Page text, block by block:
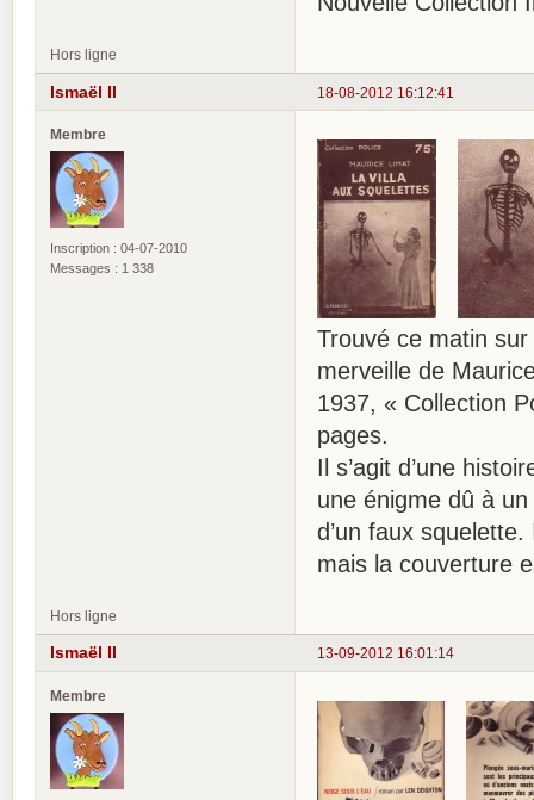
Hors ligne
18-08-2012 16:12:41
Ismaël II
Membre
Inscription : 04-07-2010
Messages : 1 338
Trouvé ce matin
merveille de
1937, « Collection
pages.
Il s’agit d’une
une énigme dû à
d’un faux
mais la couverture
Hors ligne
13-09-2012 16:01:14
Ismaël II
Membre